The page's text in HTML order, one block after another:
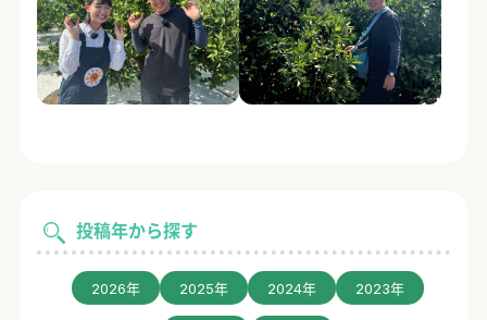
投稿年から探す
2026年 2025年 2024年 2023年